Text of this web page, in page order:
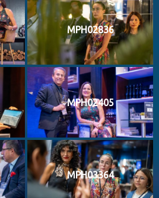
MPH02836
MPH02405
MPH03364